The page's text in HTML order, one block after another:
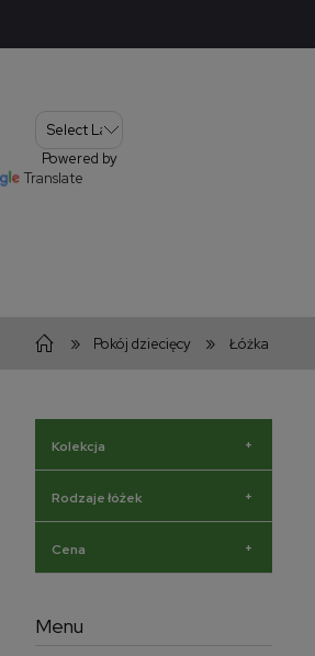
Powered by
Translate
» Pokój dziecięcy » Łóżka
Kolekcja +
Rodzaje łóżek +
Cena +
Menu